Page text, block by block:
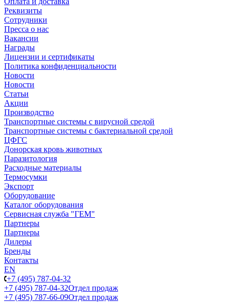
Реквизиты
Сотрудники
Пресса о нас
Вакансии
Награды
Лицензии и сертификаты
Политика конфиденциальности
Новости
Новости
Статьи
Акции
Производство
Транспортные системы с вирусной средой
Транспортные системы с бактериальной средой
ЦФГС
Донорская кровь животных
Паразитология
Расходные материалы
Термосумки
Экспорт
Оборудование
Каталог оборудования
Сервисная служба "ГЕМ"
Партнеры
Партнеры
Дилеры
Бренды
Контакты
EN
+7 (495) 787-04-32
+7 (495) 787-04-32Отдел продаж
+7 (495) 787-66-09Отдел продаж